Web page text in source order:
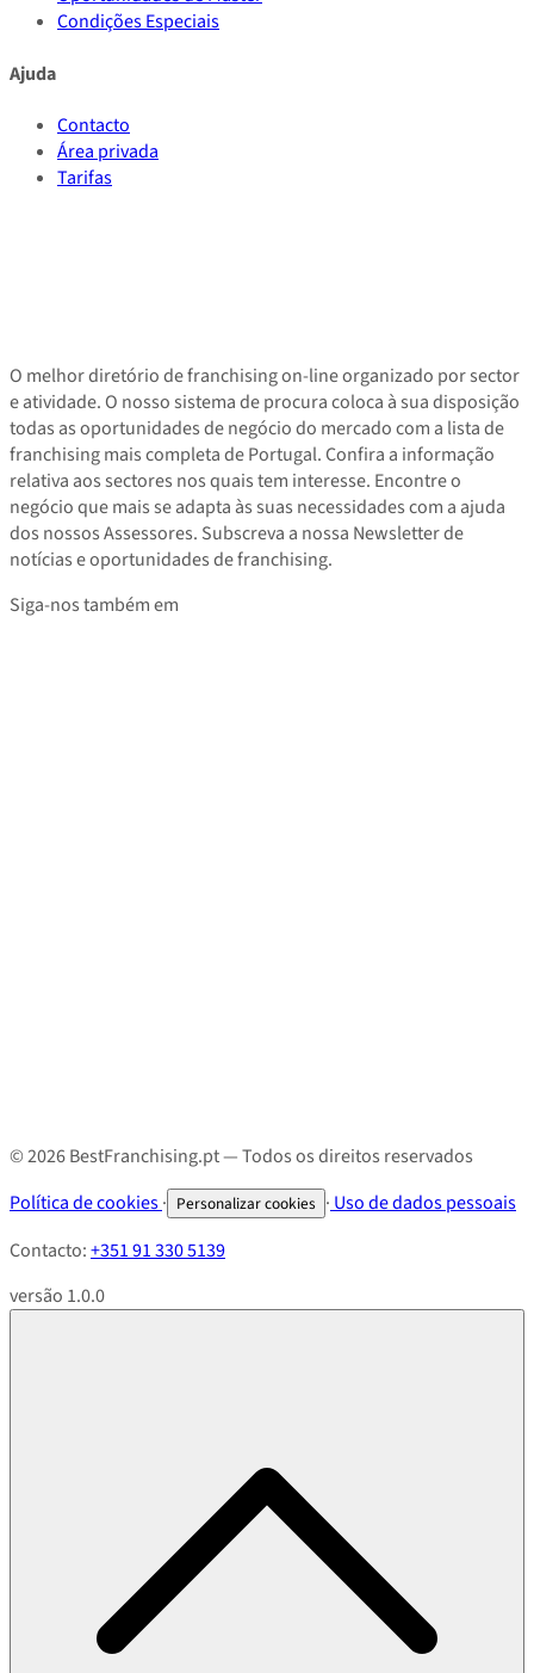
Condições Especiais
Ajuda
Contacto
Área privada
Tarifas
O melhor diretório de franchising on-line organizado por sector
e atividade. O nosso sistema de procura coloca à sua disposição
todas as oportunidades de negócio do mercado com a lista de
franchising mais completa de Portugal. Confira a informação
relativa aos sectores nos quais tem interesse. Encontre o
negócio que mais se adapta às suas necessidades com a ajuda
dos nossos Assessores. Subscreva a nossa Newsletter de
notícias e oportunidades de franchising.
Siga-nos também em
© 2026 BestFranchising.pt — Todos os direitos reservados
Política de cookies· Personalizar cookies · Uso de dados pessoais
Contacto:+351 91 330 5139
versão 1.0.0